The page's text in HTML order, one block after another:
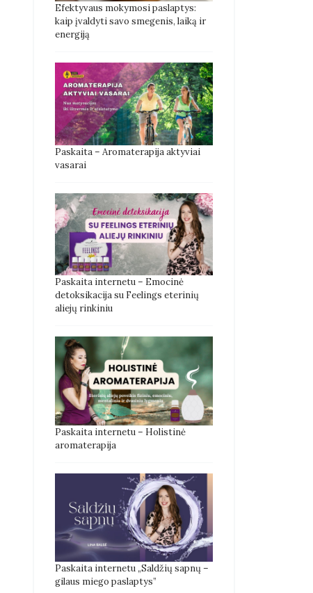
Efektyvaus mokymosi paslaptys:
kaip įvaldyti savo smegenis, laiką ir
energiją
Paskaita – Aromaterapija aktyviai
vasarai
Paskaita internetu – Emocinė
detoksikacija su Feelings eterinių
aliejų rinkiniu
Paskaita internetu – Holistinė
aromaterapija
Paskaita internetu „Saldžių sapnų –
gilaus miego paslaptys”